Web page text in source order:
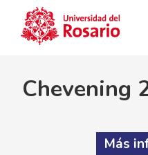
Chevening
Más